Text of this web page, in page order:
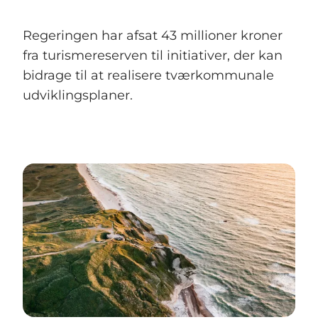
Regeringen har afsat 43 millioner kroner
fra turismereserven til initiativer, der kan
bidrage til at realisere tværkommunale
udviklingsplaner.